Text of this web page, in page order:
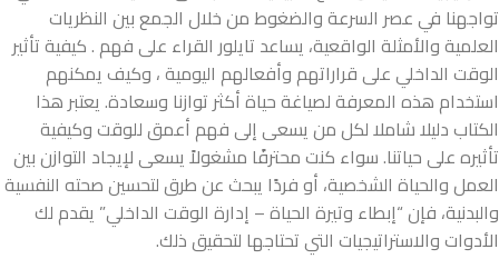
تواجهنا في عصر السرعة والضغوط من خلال الجمع بين النظريات
العلمية والأمثلة الواقعية، يساعد تايلور القراء على فهم . كيفية تأثير
الوقت الداخلي على قراراتهم وأفعالهم اليومية ، وكيف يمكنهم
استخدام هذه المعرفة لصياغة حياة أكثر توازنا وسعادة. يعتبر هذا
الكتاب دليلا شاملا لكل من يسعى إلى فهم أعمق للوقت وكيفية
تأثيره على حياتنا. سواء كنت محترفًا مشغولاً يسعى لإيجاد التوازن بين
العمل والحياة الشخصية، أو فردًا يبحث عن طرق لتحسين صحته النفسية
والبدنية، فإن “إبطاء وتيرة الحياة – إدارة الوقت الداخلي” يقدم لك
الأدوات والاستراتيجيات التي تحتاجها لتحقيق ذلك.